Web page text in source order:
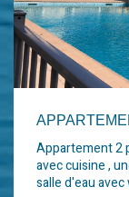
Appartement 2 pièces fonctionnel comprenant un séjour
avec cuisine , une cuisine
salle d'eau avec wc , une chambre situé au 2ème étage